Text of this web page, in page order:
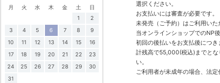
選択ください。
お支払いには審査が必要です
未発売（ご予約）はご利用いた
当オンラインショップでのNP
初回の後払いをお支払後につ
計残高で55,000(税込)までとな
い。
ご利用者が未成年の場合、法定
月 火 水 木 金 土
日
1
2
3
4 5 6 7 8
9
10
11 12 13 14 15
16
17
18 19 20 21 22
23
24
25 26 27 28 29
30
31